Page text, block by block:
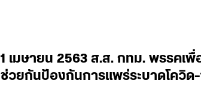
1 เมษายน 2563 ส.ส. กทม. พรรคเ
ช่วยกันป้องกันการแพร่ระบาดโควิด